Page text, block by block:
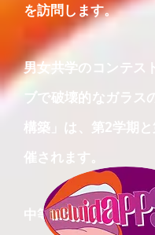
を訪問します。
男女共学のコンテス
ブで破壊的なガラス
構築」は、第2学期
催されます。
中等学校のコースで